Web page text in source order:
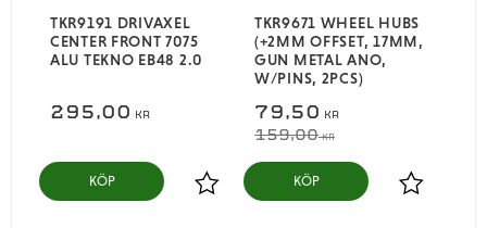
TKR9191 DRIVAXEL
CENTER FRONT 7075
ALU TEKNO EB48 2.0
295,00 KR
Lägg till i favoriter
KÖP
TKR9671 WHEEL HUBS
(+2MM OFFSET, 17MM,
GUN METAL ANO,
W/PINS, 2PCS)
79,50 KR
159,00KR
Lägg till i
KÖP